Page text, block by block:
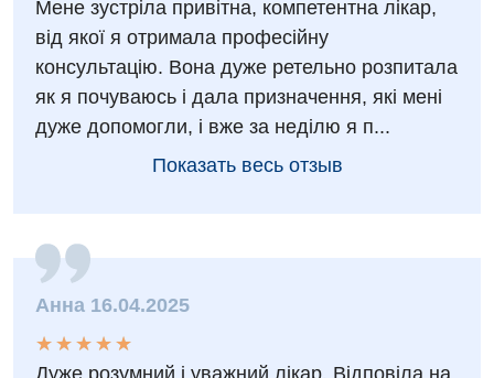
Онкологическое отделение
Ортопедия и травматология
Оториноларингология
Ревматология
Урология
Мене зустріла привітна, компетентна лікар,
від якої я отримала професійну
консультацію. Вона дуже ретельно розпитала
як я почуваюсь і дала призначення, які мені
дуже допомогли, і вже за неділю я п...
Показать весь отзыв
Анна 16.04.2025
★
★
★
★
★
★ ★ ★ ★ ★
Дуже розумний і уважний лікар. Відповіла на